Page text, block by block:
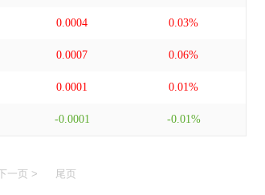
0.0004 0.03%
0.0007 0.06%
0.0001 0.01%
-0.0001 -0.01%
一页 > 尾页